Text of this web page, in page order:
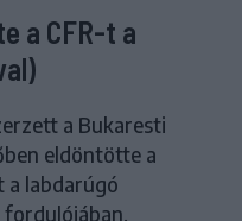
a CFR-t a
a Bukaresti
eldöntötte a
a labdarúgó
fordulójában.